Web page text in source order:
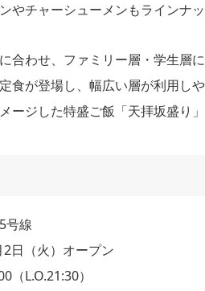
やチャーシューメンもラインナ
合わせ、ファミリー層・学生層
食が登場し、幅広い層が利用し
ージした特盛ご飯「天拝坂盛り
号線
日（火）オープン
（L.O.21:30）